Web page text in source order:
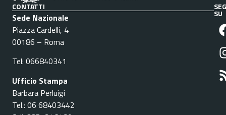
CONTATTI
Sede Nazionale
Piazza Cardelli, 4
00186 – Roma
Tel: 066840341
Ufficio Stampa
Barbara Perluigi
Tel.: 06 68403442
SU